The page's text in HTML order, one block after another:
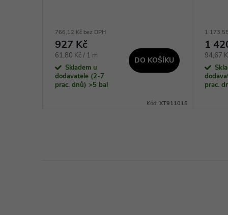
766,12 Kč bez DPH
927 Kč
Měrná
cena:
61,80 Kč / 1 m
Skladem u
dodavatele (2-7
prac. dnů) >5 bal
DO KOŠÍKU
Kód: XT911015
1
1
Měrná
cena:
94,67
prac.